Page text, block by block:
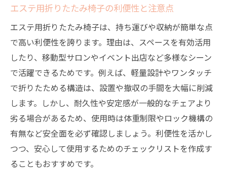
エステ用折りたたみ椅子の利便性と注意点
エステ用折りたたみ椅子は、持ち運びや収納が簡単な点
で高い利便性を誇ります。理由は、スペースを有効活用
したり、移動型サロンやイベント出店など多様なシーン
で活躍できるためです。例えば、軽量設計やワンタッチ
で折りたためる構造は、設置や撤収の手間を大幅に削減
します。しかし、耐久性や安定感が一般的なチェアより
劣る場合があるため、使用時は体重制限やロック機構の
有無など安全面を必ず確認しましょう。利便性を活かし
つつ、安心して使用するためのチェックリストを作成す
ることもおすすめです。